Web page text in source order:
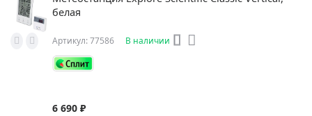
белая
6 690 ₽
Артикул: 77586 В наличии